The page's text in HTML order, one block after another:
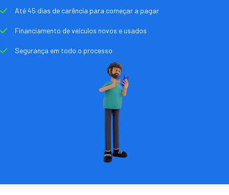
Até 45 dias de carência para começar a pagar
Financiamento de veículos novos e usados
Segurança em todo o processo